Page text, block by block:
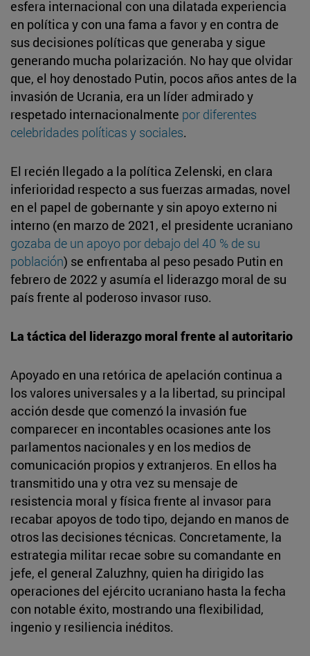
esfera internacional con una dilatada experiencia
en política y con una fama a favor y en contra de
sus decisiones políticas que generaba y sigue
generando mucha polarización. No hay que olvidar
que, el hoy denostado Putin, pocos años antes de la
invasión de Ucrania, era un líder admirado y
respetado internacionalmente por diferentes
celebridades políticas y sociales.
El recién llegado a la política Zelenski, en clara
inferioridad respecto a sus fuerzas armadas, novel
en el papel de gobernante y sin apoyo externo ni
interno (en marzo de 2021, el presidente ucraniano
gozaba de un apoyo por debajo del 40 % de su
población) se enfrentaba al peso pesado Putin en
febrero de 2022 y asumía el liderazgo moral de su
país frente al poderoso invasor ruso.
La táctica del liderazgo moral frente al autoritario
Apoyado en una retórica de apelación continua a
los valores universales y a la libertad, su principal
acción desde que comenzó la invasión fue
comparecer en incontables ocasiones ante los
parlamentos nacionales y en los medios de
comunicación propios y extranjeros. En ellos ha
transmitido una y otra vez su mensaje de
resistencia moral y física frente al invasor para
recabar apoyos de todo tipo, dejando en manos de
otros las decisiones técnicas. Concretamente, la
estrategia militar recae sobre su comandante en
jefe, el general Zaluzhny, quien ha dirigido las
operaciones del ejército ucraniano hasta la fecha
con notable éxito, mostrando una flexibilidad,
ingenio y resiliencia inéditos.